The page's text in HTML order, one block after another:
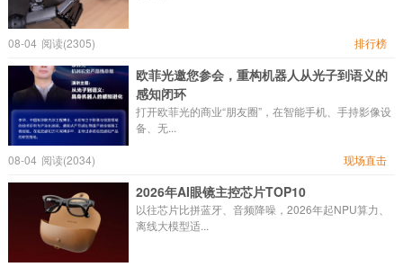
08-04 阅读(2305) 排行榜
欧菲光邀您参会，重构机器人从光子到语义的
感知闭环
打开欧菲光的商业“朋友圈”，在智能手机、手持影像设
备、无...
08-04 阅读(2034) 现场直击
2026年AI眼镜主控芯片TOP10
以往芯片比拼蓝牙、音频降噪，2026年起NPU算力、
离线大模型适...